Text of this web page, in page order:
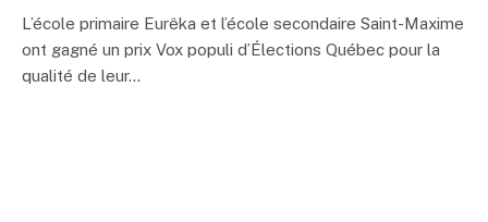
L’école primaire Eurêka et l’école secondaire Saint-Maxime
ont gagné un prix Vox populi d’Élections Québec pour la
qualité de leur…